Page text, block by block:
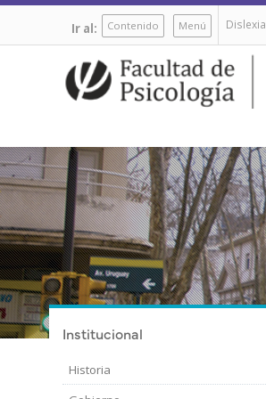
Pasar
contenido
Ir al: Contenido Menú Dislexia
Institucional
Historia